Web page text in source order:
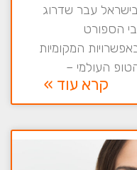
עבר שדרוג
הספורט
המקומיות
העולמי –
קרא עוד »